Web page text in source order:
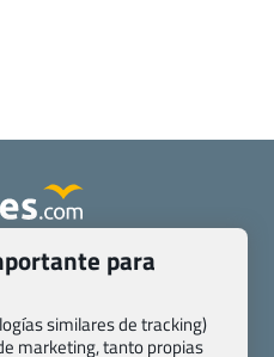
Contacto
disposiciones específicas
Registro de agencias
Condiciones generales
para
similares de tracking)
marketing, tanto propias